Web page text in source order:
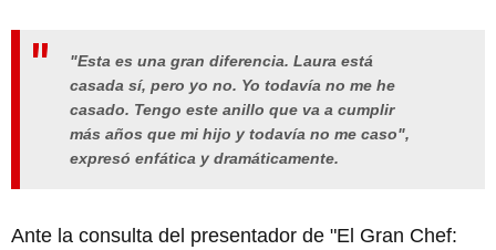
"Esta es una gran diferencia. Laura está
casada sí, pero yo no. Yo todavía no me he
casado. Tengo este anillo que va a cumplir
más años que mi hijo y todavía no me caso",
expresó enfática y dramáticamente.
Ante la consulta del presentador de "El Gran Chef: